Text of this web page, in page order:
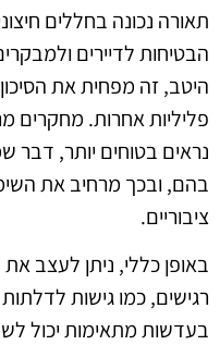
תאורה נכונה בחללים
הבטיחות לדיירים
היטב, זה מפחית את
פליליות אחרות. מחקרים
נראים בטוחים יותר,
בהם, ובכך מרחיב את
ציבוריים.
באופן כללי, ניתן לעצב
רגישים, כמו גישות
בעדשות מתאימות יכול